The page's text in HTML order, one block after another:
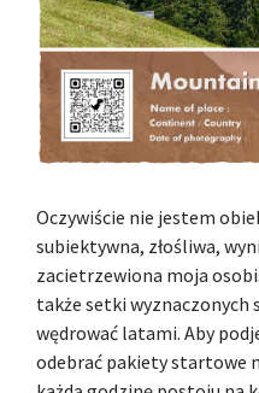
Oczywiście nie jestem
subiektywna, złośliwa,
zacietrzewiona moja
także setki wyznaczonych
wędrować latami. Aby
odebrać pakiety startowe